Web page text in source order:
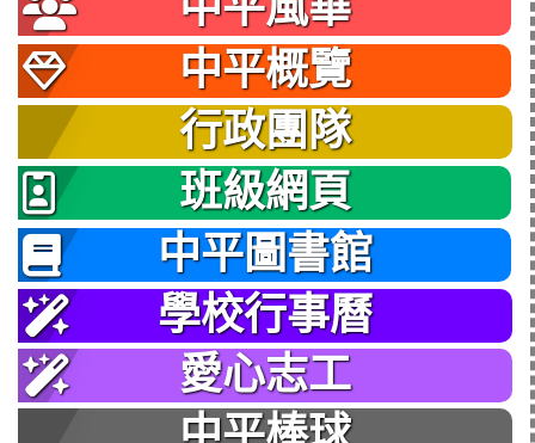
中平概覽
行政團隊
班級網頁
中平圖書館
學校行事曆
愛心志工